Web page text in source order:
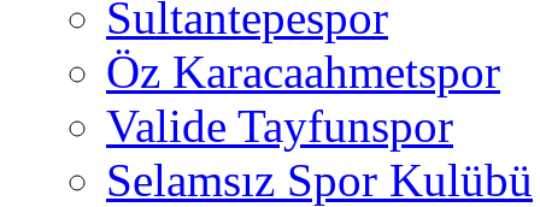
Sultantepespor
Öz Karacaahmetspor
Valide Tayfunspor
Selamsız Spor Kulübü